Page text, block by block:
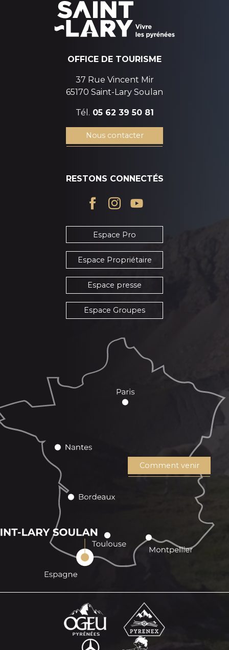
OFFICE DE TOURISME
37 Rue Vincent Mir
65170 Saint-Lary Soulan
Tél. 05 62 39 50 81
Nous contacter
RESTONS CONNECTÉS
Espace Pro
Espace Propriétaire
Espace presse
Espace Groupes
Comment venir